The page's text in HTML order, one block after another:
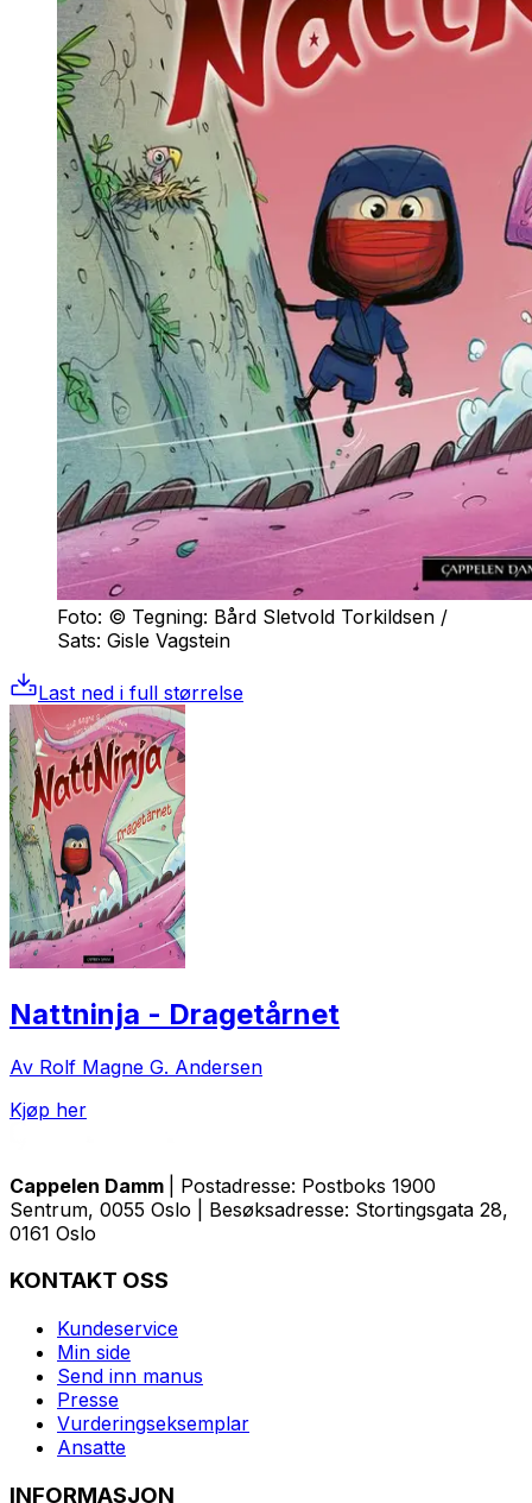
Foto: © Tegning: Bård Sletvold Torkildsen /
Sats: Gisle Vagstein
Last ned i full størrelse
Nattninja - Dragetårnet
Av Rolf Magne G. Andersen
Kjøp her
Cappelen Damm
| Postadresse: Postboks 1900
Sentrum, 0055 Oslo | Besøksadresse: Stortingsgata 28,
0161 Oslo
KONTAKT OSS
Kundeservice
Min side
Send inn manus
Presse
Vurderingseksemplar
Ansatte
INFORMASJON